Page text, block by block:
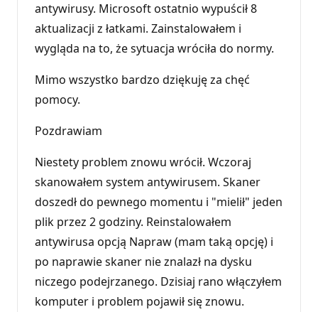
antywirusy. Microsoft ostatnio wypuścił 8
aktualizacji z łatkami. Zainstalowałem i
wygląda na to, że sytuacja wróciła do normy.
Mimo wszystko bardzo dziękuję za chęć
pomocy.
Pozdrawiam
Niestety problem znowu wrócił. Wczoraj
skanowałem system antywirusem. Skaner
doszedł do pewnego momentu i "mielił" jeden
plik przez 2 godziny. Reinstalowałem
antywirusa opcją Napraw (mam taką opcję) i
po naprawie skaner nie znalazł na dysku
niczego podejrzanego. Dzisiaj rano włączyłem
komputer i problem pojawił się znowu.